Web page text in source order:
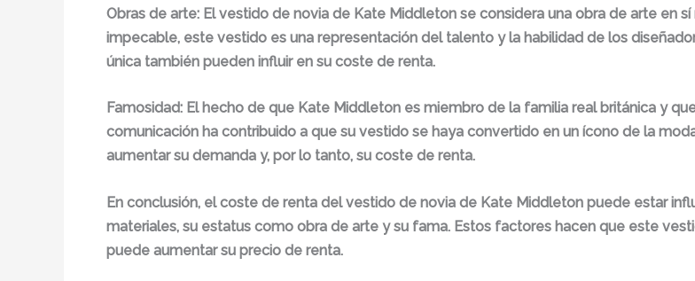
Obras de arte: El vestido de novia de Kate Middleton se considera una obra de arte en
impecable, este vestido es una representación del talento y la habilidad de los
única también pueden influir en su coste de renta.
Famosidad: El hecho de que Kate Middleton es miembro de la familia real británica y
comunicación ha contribuido a que su vestido se haya convertido en un ícono de la
aumentar su demanda y, por lo tanto, su coste de renta.
En conclusión, el coste de renta del vestido de novia de Kate Middleton puede estar
materiales, su estatus como obra de arte y su fama. Estos factores hacen que este
puede aumentar su precio de renta.